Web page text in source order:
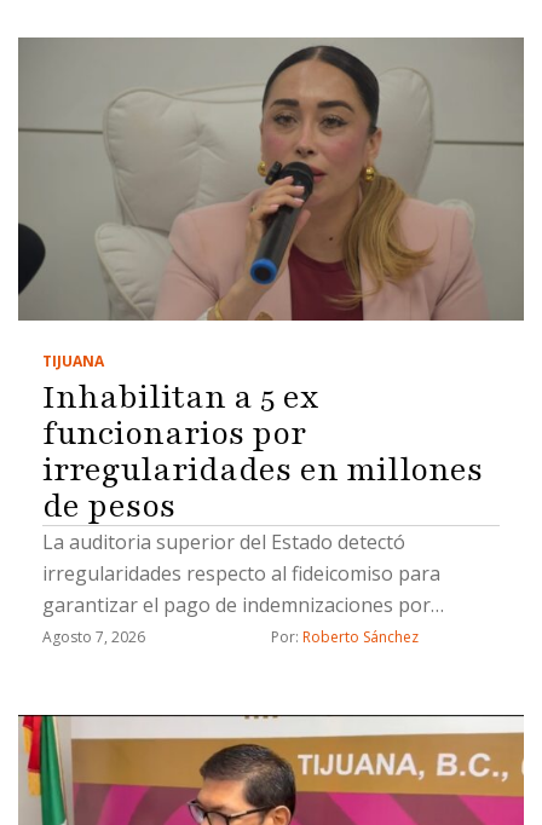
TIJUANA
Inhabilitan a 5 ex
funcionarios por
irregularidades en millones
de pesos
La auditoria superior del Estado detectó
irregularidades respecto al fideicomiso para
garantizar el pago de indemnizaciones por
fallecimiento a los causahabientes del personal
Agosto 7, 2026 Por: Roberto Sánchez